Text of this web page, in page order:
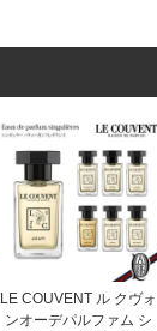
LE COUVENT ル クヴォ
ンオーデパルファム シ